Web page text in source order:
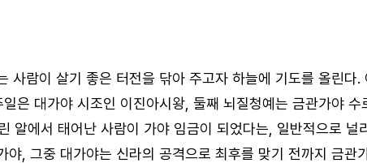
사람이 살기 좋은 터전을 닦아 주고자 하늘에 기도를 올린다.
은 대가야 시조인 이진아시왕, 둘째 뇌질청예는 금관가야
알에서 태어난 사람이 가야 임금이 되었다는, 일반적으로 널
, 그중 대가야는 신라의 공격으로 최후를 맞기 전까지 금관